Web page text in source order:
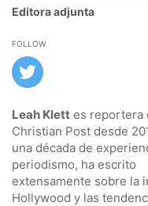
Editora adjunta
FOLLOW
Leah Klett es reportera
Christian Post desde
una década de
periodismo, ha escrito
extensamente sobre la
Hollywood y las